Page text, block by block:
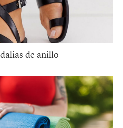
de anillo